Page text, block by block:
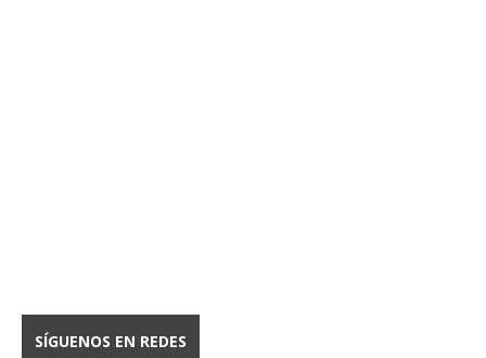
SÍGUENOS EN REDES